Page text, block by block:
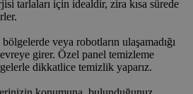
tarlaları için idealdir, zira kısa sürede
bölgelerde veya robotların ulaşamadığı
girer. Özel panel temizleme
dikkatlice temizlik yaparız.